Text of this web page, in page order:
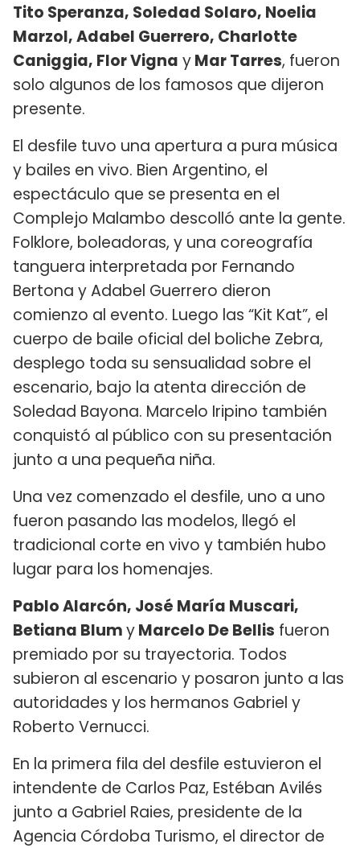
Tito Speranza, Soledad Solaro, Noelia
Marzol, Adabel Guerrero, Charlotte
Caniggia, Flor Vigna yMar Tarres, fueron
solo algunos de los famosos que dijeron
presente.
El desfile tuvo una apertura a pura música
y bailes en vivo. Bien Argentino, el
espectáculo que se presenta en el
Complejo Malambo descolló ante la gente.
Folklore, boleadoras, y una coreografía
tanguera interpretada por Fernando
Bertona y Adabel Guerrero dieron
comienzo al evento. Luego las “Kit Kat”, el
cuerpo de baile oficial del boliche Zebra,
desplego toda su sensualidad sobre el
escenario, bajo la atenta dirección de
Soledad Bayona. Marcelo Iripino también
conquistó al público con su presentación
junto a una pequeña niña.
Una vez comenzado el desfile, uno a uno
fueron pasando las modelos, llegó el
tradicional corte en vivo y también hubo
lugar para los homenajes.
Pablo Alarcón, José María Muscari,
Betiana BlumyMarcelo De Bellis fueron
premiado por su trayectoria. Todos
subieron al escenario y posaron junto a las
autoridades y los hermanos Gabriel y
Roberto Vernucci.
En la primera fila del desfile estuvieron el
intendente de Carlos Paz, Estéban Avilés
junto a Gabriel Raies, presidente de la
Agencia Córdoba Turismo, el director de